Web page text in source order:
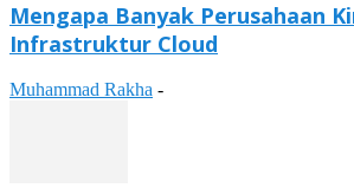
Mengapa Banyak Perusahaan
Infrastruktur Cloud
Muhammad Rakha -